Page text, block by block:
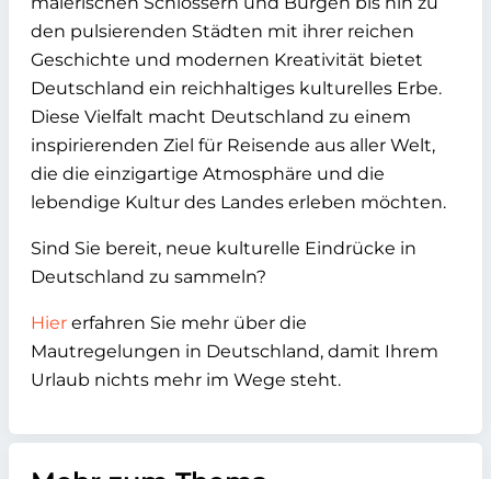
den pulsierenden Städten mit ihrer reichen
Geschichte und modernen Kreativität bietet
Deutschland ein reichhaltiges kulturelles Erbe.
Diese Vielfalt macht Deutschland zu einem
inspirierenden Ziel für Reisende aus aller Welt,
die die einzigartige Atmosphäre und die
lebendige Kultur des Landes erleben möchten.
Sind Sie bereit, neue kulturelle Eindrücke in
Deutschland zu sammeln?
Hier erfahren Sie mehr über die
Mautregelungen in Deutschland, damit Ihrem
Urlaub nichts mehr im Wege steht.